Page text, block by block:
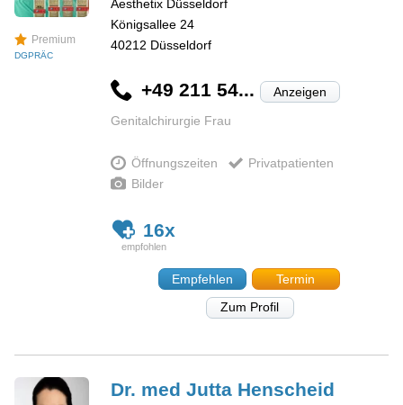
Premium
DGPRÄC
Aesthetix Düsseldorf
Königsallee 24
40212 Düsseldorf
+49 211 54... Anzeigen
Genitalchirurgie Frau
Öffnungszeiten
Privatpatienten
Bilder
16x
Empfehlen
Termin
Zum Profil
Dr. med Jutta Henscheid